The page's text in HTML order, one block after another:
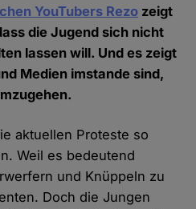
YouTubers Rezo zeigt
die Jugend sich nicht
lassen will. Und es zeigt
Medien imstande sind,
aktuellen Proteste so
Weil es bedeutend
und Knüppeln zu
Doch die Jungen